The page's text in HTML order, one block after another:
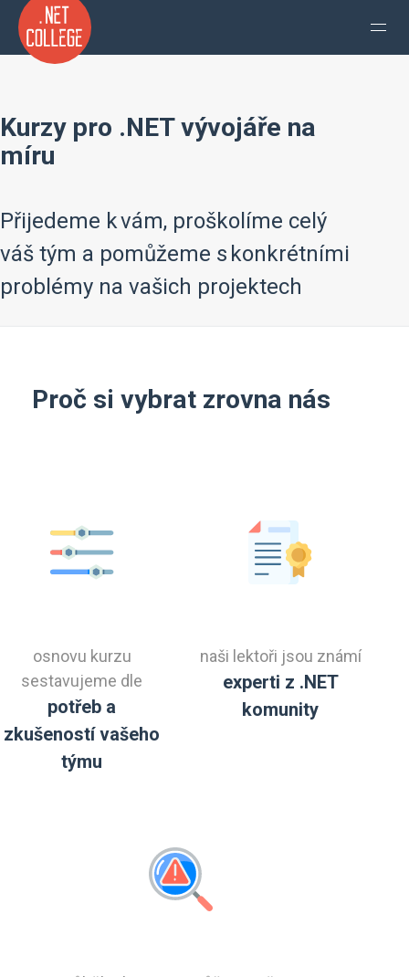
Kurzy pro .NET vývojáře na
míru
Přijedeme k vám, proškolíme celý
váš tým a pomůžeme s konkrétními
problémy na vašich projektech
Proč si vybrat zrovna nás
osnovu kurzu
sestavujeme dle
potřeb a
zkušeností vašeho
týmu
naši lektoři jsou známí
experti z .NET
komunity